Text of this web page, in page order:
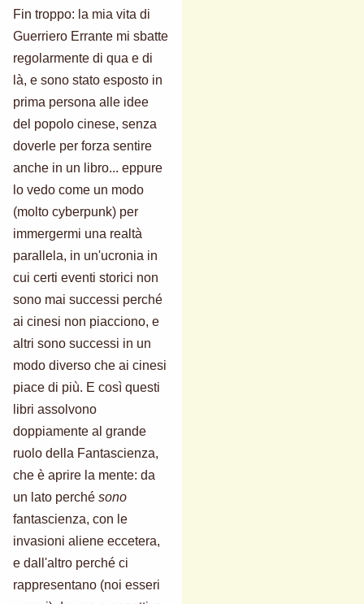
Fin troppo: la mia vita di
Guerriero Errante mi sbatte
regolarmente di qua e di
là, e sono stato esposto in
prima persona alle idee
del popolo cinese, senza
doverle per forza sentire
anche in un libro... eppure
lo vedo come un modo
(molto cyberpunk) per
immergermi una realtà
parallela, in un'ucronia in
cui certi eventi storici non
sono mai successi perché
ai cinesi non piacciono, e
altri sono successi in un
modo diverso che ai cinesi
piace di più. E così questi
libri assolvono
doppiamente al grande
ruolo della Fantascienza,
che è aprire la mente: da
un lato perché sono
fantascienza, con le
invasioni aliene eccetera,
e dall'altro perché ci
rappresentano (noi esseri